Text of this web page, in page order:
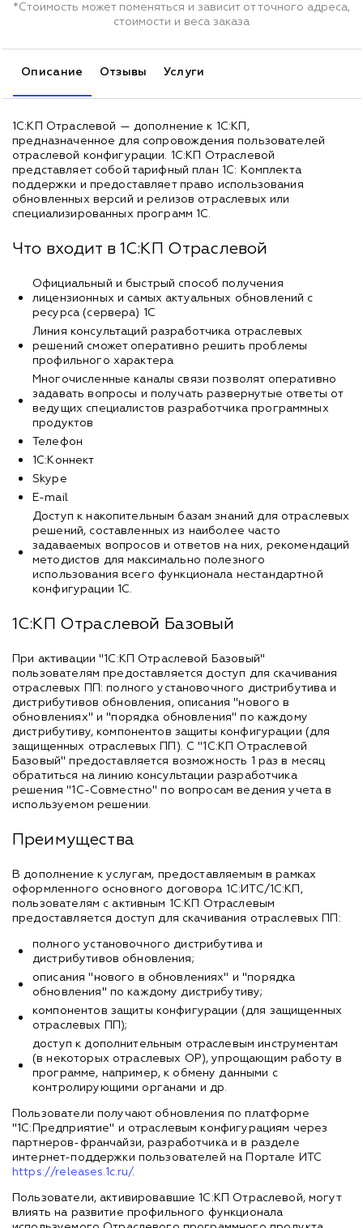
*Стоимость может поменяться и зависит от точного адреса,
стоимости и веса заказа
Описание Отзывы Услуги
1С:КП Отраслевой — дополнение к 1С:КП,
предназначенное для сопровождения пользователей
отраслевой конфигурации. 1С:КП Отраслевой
представляет собой тарифный план 1С: Комплекта
поддержки и предоставляет право использования
обновленных версий и релизов отраслевых или
специализированных программ 1С.
Что входит в 1С:КП Отраслевой
Официальный и быстрый способ получения
лицензионных и самых актуальных обновлений с
ресурса (сервера) 1С
Линия консультаций разработчика отраслевых
решений сможет оперативно решить проблемы
профильного характера
Многочисленные каналы связи позволят оперативно
задавать вопросы и получать развернутые ответы от
ведущих специалистов разработчика программных
продуктов
Телефон
1С:Коннект
Skype
E-mail
Доступ к накопительным базам знаний для отраслевых
решений, составленных из наиболее часто
задаваемых вопросов и ответов на них, рекомендаций
методистов для максимально полезного
использования всего функционала нестандартной
конфигурации 1С.
1С:КП Отраслевой Базовый
При активации "1С:КП Отраслевой Базовый"
пользователям предоставляется доступ для скачивания
отраслевых ПП: полного установочного дистрибутива и
дистрибутивов обновления, описания "нового в
обновлениях" и "порядка обновления" по каждому
дистрибутиву, компонентов защиты конфигурации (для
защищенных отраслевых ПП). С "1С:КП Отраслевой
Базовый" предоставляется возможность 1 раз в месяц
обратиться на линию консультации разработчика
решения "1С-Совместно" по вопросам ведения учета в
используемом решении.
Преимущества
В дополнение к услугам, предоставляемым в рамках
оформленного основного договора 1С:ИТС/1С:КП,
пользователям с активным 1С:КП Отраслевым
предоставляется доступ для скачивания отраслевых ПП:
полного установочного дистрибутива и
дистрибутивов обновления;
описания "нового в обновлениях" и "порядка
обновления" по каждому дистрибутиву;
компонентов защиты конфигурации (для защищенных
отраслевых ПП);
доступ к дополнительным отраслевым инструментам
(в некоторых отраслевых ОР), упрощающим работу в
программе, например, к обмену данными с
контролирующими органами и др.
Пользователи получают обновления по платформе
"1С:Предприятие" и отраслевым конфигурациям через
партнеров-франчайзи, разработчика и в разделе
интернет-поддержки пользователей на Портале ИТС
https://releases.1c.ru/.
Пользователи, активировавшие 1С:КП Отраслевой, могут
влиять на развитие профильного функционала